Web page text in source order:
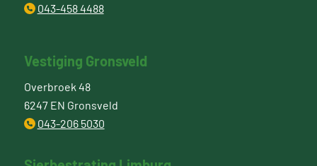
043-458 4488
Vestiging Gronsveld
Overbroek 48
6247 EN Gronsveld
043-206 5030